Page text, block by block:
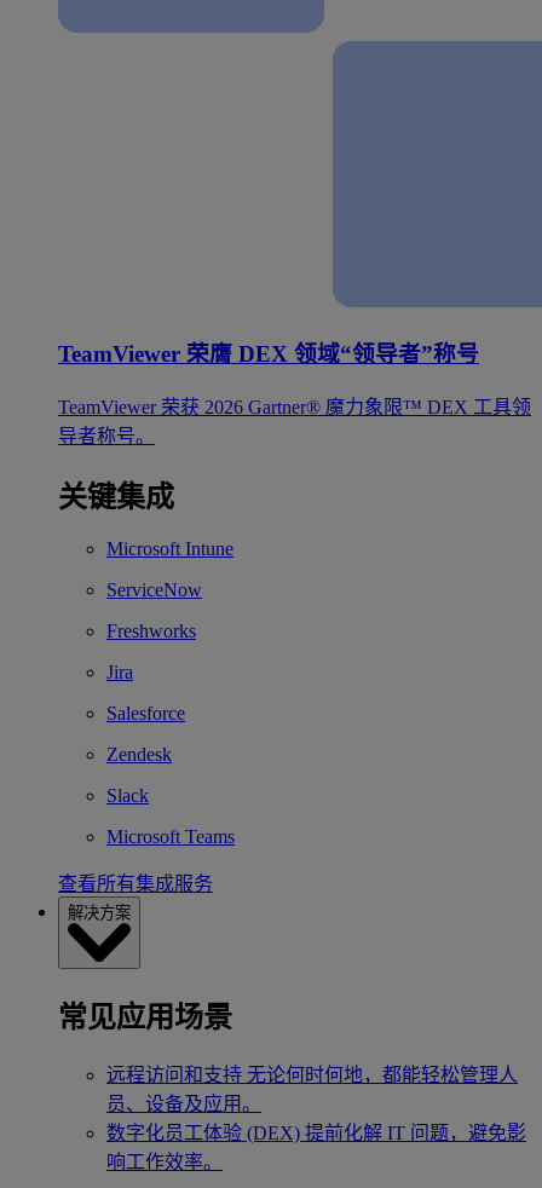
TeamViewer 荣膺 DEX 领域“领导者”称号
TeamViewer 荣获 2026 Gartner® 魔力象限™ DEX 工具领
导者称号。
关键集成
Microsoft Intune
ServiceNow
Freshworks
Jira
Salesforce
Zendesk
Slack
Microsoft Teams
查看所有集成服务
解决方案
常见应用场景
远程访问和支持 无论何时何地，都能轻松管理人
员、设备及应用。
数字化员工体验 (DEX) 提前化解 IT 问题，避免影
响工作效率。